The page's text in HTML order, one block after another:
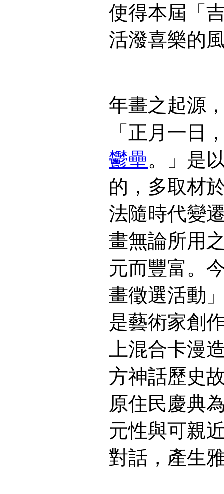
使得本屆「
活潑喜樂的
年畫之起源
「正月一日
鬱壘。」是
的，多取材
法隨時代變
畫無論所用
元而豐富。
畫徵選活動
是藝術家創
上混合卡漫
方神話歷史
原住民慶典
元性與可親
對話，產生